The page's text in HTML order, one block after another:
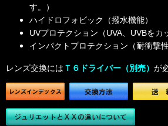
す。）
ハイドロフォビック（撥水機能）
UVプロテクション（UVA、UVBをカ
インパクトプロテクション（耐衝撃性
レンズ交換には Ｔ６ドライバー（別売） が